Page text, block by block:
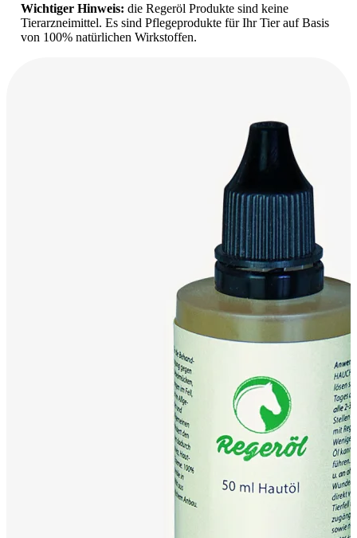
Wichtiger Hinweis: die Regeröl Produkte sind keine
Tierarzneimittel. Es sind Pflegeprodukte für Ihr Tier auf Basis
von 100% natürlichen Wirkstoffen.